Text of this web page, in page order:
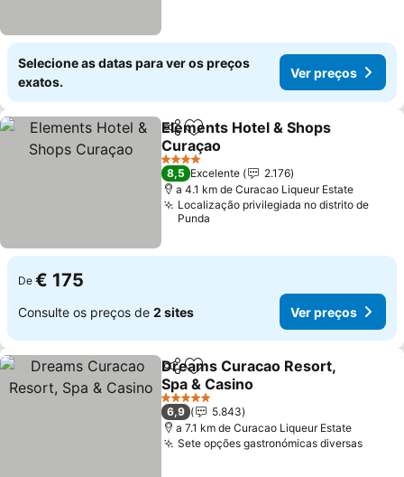
Selecione as datas para ver os preços
exatos.
Ver preços
PartilharAdicionar aos favoritos
Elements Hotel & Shops
Curaçao
Ver preços
4 Estrelas
8,5 Excelente
2.176
a 4.1 km de Curacao Liqueur Estate
Localização privilegiada no distrito de
Punda
De € 175
Consulte os preços de 2 sites Ver preços
PartilharAdicionar aos favoritos
Dreams Curacao Resort,
Spa & Casino
Ver preços
5 Estrelas
6,9
5.843
a 7.1 km de Curacao Liqueur Estate
Sete opções gastronómicas diversasVer